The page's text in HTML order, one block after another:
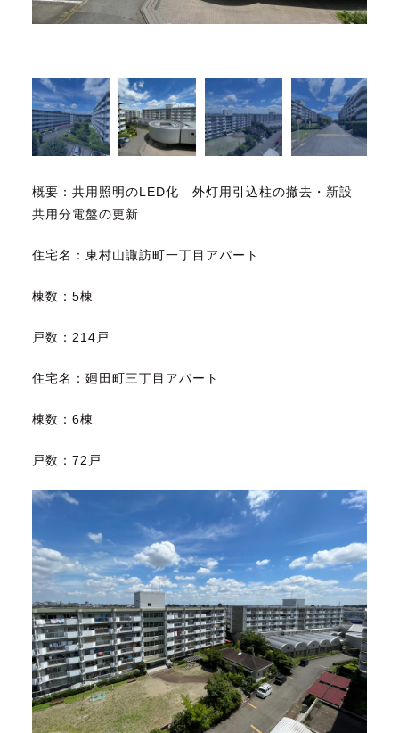
概要：共用照明のLED化 外灯用引込柱の撤去・新設
共用分電盤の更新
住宅名：東村山諏訪町一丁目アパート
棟数： 5棟
戸数： 214戸
住宅名：廻田町三丁目アパート
棟数： 6棟
戸数： 72 戸